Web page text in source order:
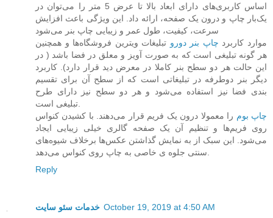
اساس کاربری‌های دارای ابعاد بالا تا عرض 5 متر را می‌توان در
یک‌بار چاپ و درون یک صفحه، ‏ارائه داد. این ویژگی باعث افزایش
سرعت، کیفیت، طول عمر و زیبایی چاپ بنر می‌شود
موارد کاربرد چاپ بنر دورو تبلیغات ویترین فروشگاه‌ها و همچنین
هر گونه تبلیغی است که به صورت آویز و معلق در فضا باشد ( ‏در
این حالت هر دو سطح بنر کاملا در معرض دید قرار دارد). کاربرد
دیگر بنر دوطرفه در تبلیغاتی است که از سطح آن ‏برای تقسیم
بندی فضا نیز استفاده می‌شود و هر دو سطح نیز دارای طرح
چاپ بوم را معمولا درون یک فریم قرار می‌دهند. با کشیدن کنواس
روی فریم‌ها و تنظیم آن یک صفحه گالری خیلی زیبایی ایجاد
می‌شود. این سبک از به نمایش گذاشتن عکس‌ها برخلاف شیوه‌های
Reply
خدمات سئو سایت October 19, 2019 at 4:50 AM